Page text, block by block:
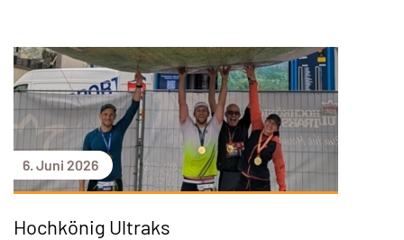
6. Juni 2026
Hochkönig Ultraks